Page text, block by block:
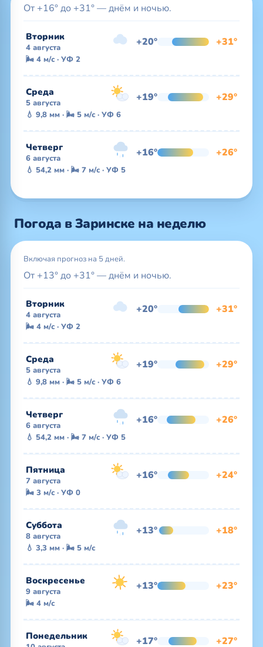
От +16° до +31° — днём и ночью.
Вторник
4 августа +20° +31°
🌬 4 м/с · УФ 2
Среда
5 августа +19° +29°
💧 9,8 мм · 🌬 5 м/с · УФ 6
Четверг
6 августа +16° +26°
💧 54,2 мм · 🌬 7 м/с · УФ 5
Погода в Заринске на неделю
Включая прогноз на 5 дней.
От +13° до +31° — днём и ночью.
Вторник
4 августа +20° +31°
🌬 4 м/с · УФ 2
Среда
5 августа +19° +29°
💧 9,8 мм · 🌬 5 м/с · УФ 6
Четверг
6 августа +16° +26°
💧 54,2 мм · 🌬 7 м/с · УФ 5
Пятница
7 августа +16° +24°
🌬 3 м/с · УФ 0
Суббота
8 августа +13° +18°
💧 3,3 мм · 🌬 5 м/с
Воскресенье
9 августа +13° +23°
🌬 4 м/с
Понедельник +17° +27°